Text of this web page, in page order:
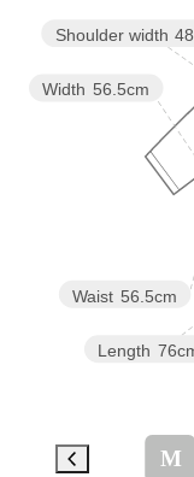
Length
Waist 56.5cm
Width 56.5cm
Shoulder width
M